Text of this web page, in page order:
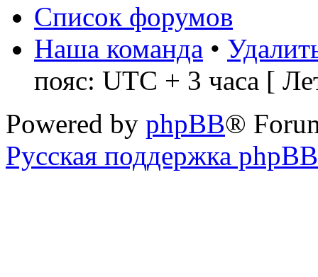
Список форумов
Наша команда •
пояс: UTC + 3 часа [
Powered by phpBB®
Русская поддержка phpBB